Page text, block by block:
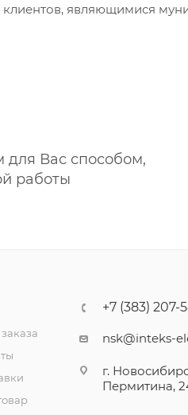
являющимися
Вас способом,
работы
+7 (383) 207-
nsk@inteks-
г.
Пермитина,